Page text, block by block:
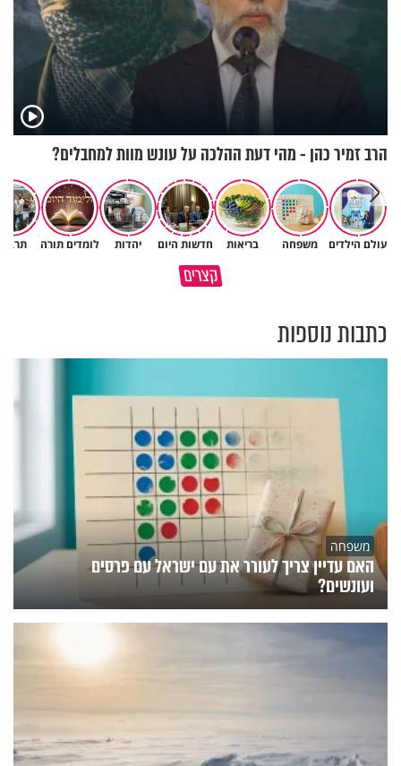
הרב זמיר כהן - מהי דעת ההלכה על עונש מוות למחבלים?
עולם הילדים משפחה בריאות חדשות היום יהדות לומדים תורה
קצרים
איך אתה מראה לקב״ה את
תשובה של עם שלם - צבי
כתבות נוספות
משפחה
האם עדיין צריך לעורר את עם ישראל עם פרסים
ועונשים?